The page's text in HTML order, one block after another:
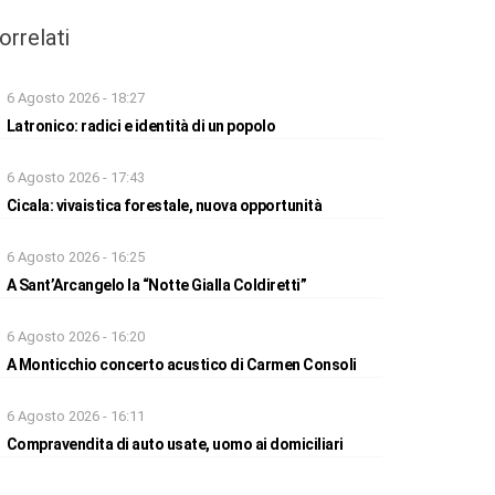
6 Agosto 2026 - 18:27
Latronico: radici e identità di un popolo
6 Agosto 2026 - 17:43
Cicala: vivaistica forestale, nuova opportunità
6 Agosto 2026 - 16:25
A Sant’Arcangelo la “Notte Gialla Coldiretti”
6 Agosto 2026 - 16:20
A Monticchio concerto acustico di Carmen Consoli
6 Agosto 2026 - 16:11
Compravendita di auto usate, uomo ai domiciliari